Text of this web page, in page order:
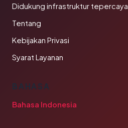
Didukung infrastruktur tepercaya
Tentang
Kebijakan Privasi
Syarat Layanan
BAHASA
Bahasa Indonesia